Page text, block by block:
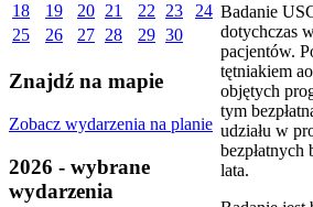
18
19 20 21 22 23
24
25
26 27 28 29 30
Znajdź na mapie
Zobacz wydarzenia na planie
2026 - wybrane
wydarzenia
Badanie
dotychczas
pacjentów.
tętniakiem
objętych
tym
udziału w
bezpłatnych
lata.